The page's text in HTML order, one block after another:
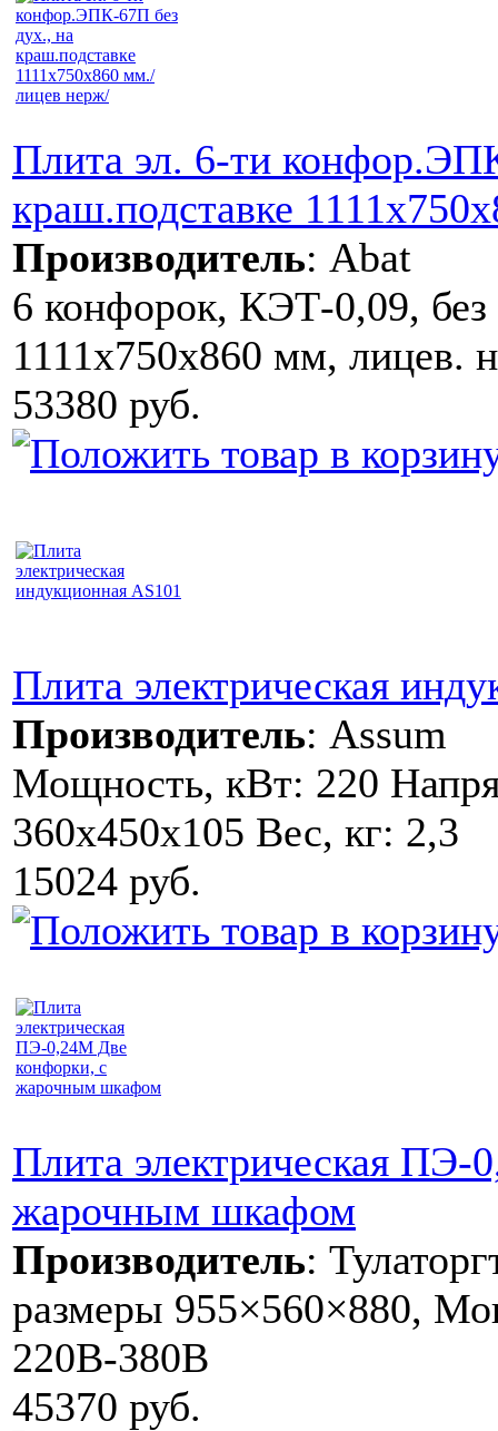
Плита эл. 6-ти
краш.подставке
Производитель: Abat
6 конфорок, КЭТ-0,09, без
1111x750x860 мм, лицев.
53380 руб.
Плита электрическая
Производитель: Assum
Мощность, кВт: 220
360х450х105 Вес, кг: 2,3
15024 руб.
Плита электрическая
жарочным шкафом
Производитель:
размеры 955×560×880,
220В-380В
45370 руб.